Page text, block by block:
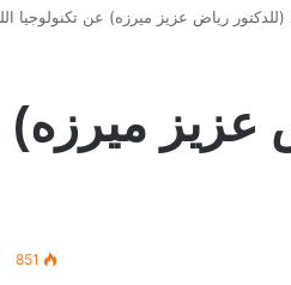
رياض عزيز ميرزه) عن تكنولوجيا
عزيز ميرزه)
851